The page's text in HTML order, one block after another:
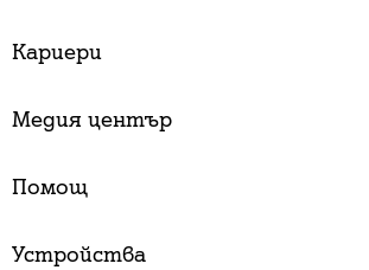
Кариери
Медия център
Помощ
Устройства